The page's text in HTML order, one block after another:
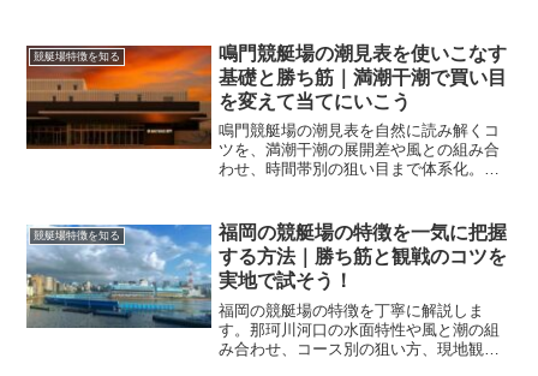
競艇場特徴を知る
鳴門競艇場の潮見表を使いこなす
基礎と勝ち筋｜満潮干潮で買い目
を変えて当てにいこう
鳴門競艇場の潮見表を自然に読み解くコ
ツを、満潮干潮の展開差や風との組み合
わせ、時間帯別の狙い目まで体系化。買
えます。
競艇場特徴を知る
福岡の競艇場の特徴を一気に把握
する方法｜勝ち筋と観戦のコツを
実地で試そう！
福岡の競艇場の特徴を丁寧に解説しま
す。那珂川河口の水面特性や風と潮の組
み合わせ、コース別の狙い方、現地観戦